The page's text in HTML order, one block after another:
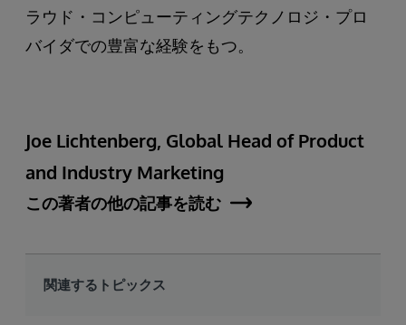
ラウド・コンピューティングテクノロジ・プロ
バイダでの豊富な経験をもつ。
Joe Lichtenberg, Global Head of Product
and Industry Marketing
この著者の他の記事を読む
関連するトピックス